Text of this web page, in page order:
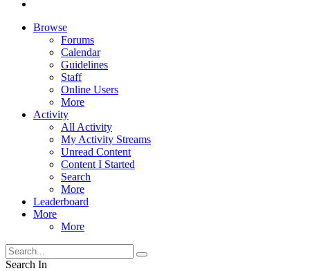
Browse
Forums
Calendar
Guidelines
Staff
Online Users
More
Activity
All Activity
My Activity Streams
Unread Content
Content I Started
Search
More
Leaderboard
More
More
Search In